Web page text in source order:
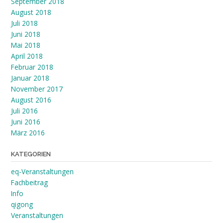
August 2018
Juli 2018
Juni 2018
Mai 2018
April 2018
Februar 2018
Januar 2018
November 2017
August 2016
Juli 2016
Juni 2016
März 2016
KATEGORIEN
eq-Veranstaltungen
Fachbeitrag
Info
qigong
Veranstaltungen